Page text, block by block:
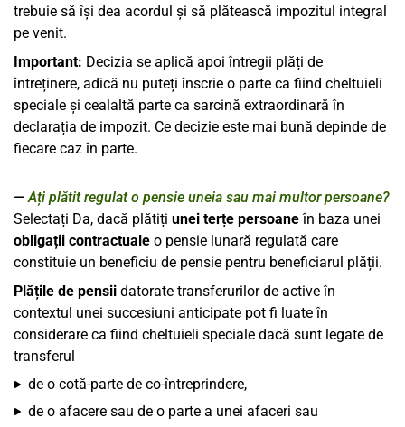
trebuie să își dea acordul și să plătească impozitul integral
pe venit.
Important: Decizia se aplică apoi întregii plăți de
întreținere, adică nu puteți înscrie o parte ca fiind cheltuieli
speciale și cealaltă parte ca sarcină extraordinară în
declarația de impozit. Ce decizie este mai bună depinde de
fiecare caz în parte.
Ați plătit regulat o pensie uneia sau mai multor persoane?
Selectați Da, dacă plătiți unei terțe persoaneîn baza unei
obligații contractuale o pensie lunară regulată care
constituie un beneficiu de pensie pentru beneficiarul plății.
Plățile de pensii datorate transferurilor de active în
contextul unei succesiuni anticipate pot fi luate în
considerare ca fiind cheltuieli speciale dacă sunt legate de
transferul
de o cotă-parte de co-întreprindere,
de o afacere sau de o parte a unei afaceri sau